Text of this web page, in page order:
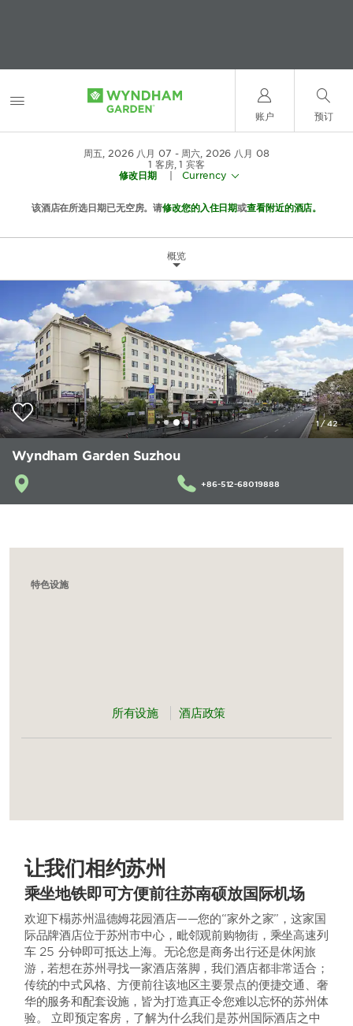
账户 预订
周五, 2026 八月 07
周六, 2026 八月 08
1 客房,1 宾客
修改日期
Currency
该酒店在所选日期已无空房。请修改您的入住日期或查看附近的酒店。
概览
1/42
Wyndham Garden Suzhou
+86-512-68019888
特色设施
所有设施 酒店政策
让我们相约苏州
乘坐地铁即可方便前往苏南硕放国际机场
欢迎下榻苏州温德姆花园酒店——您的“家外之家”，这家国
际品牌酒店位于苏州市中心，毗邻观前购物街，乘坐高速列
车 25 分钟即可抵达上海。无论您是商务出行还是休闲旅
游，若想在苏州寻找一家酒店落脚，我们酒店都非常适合；
传统的中式风格、方便前往该地区主要景点的便捷交通、奢
华的服务和配套设施，皆为打造真正令您难以忘怀的苏州体
验。 立即预定客房，了解为什么我们是苏州国际酒店之中